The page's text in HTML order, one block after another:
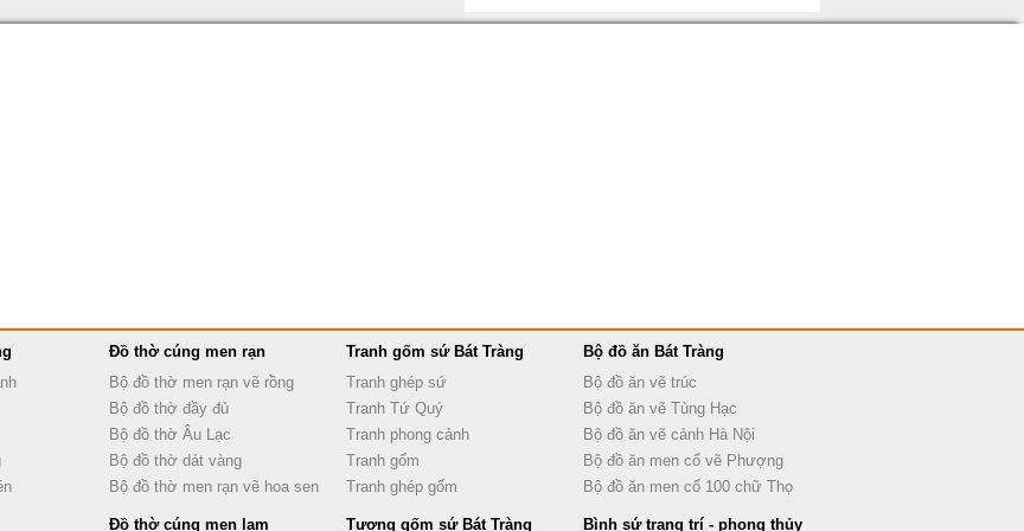
Đồ thờ cúng men rạn
Bộ đồ thờ men rạn vẽ rồng
Bộ đồ thờ đầy đủ
Bộ đồ thờ Âu Lạc
Bộ đồ thờ dát vàng
Bộ đồ thờ men rạn vẽ hoa sen
Tranh gốm sứ Bát Tràng
Tranh ghép sứ
Tranh Tứ Quý
Tranh phong cảnh
Tranh gốm
Tranh ghép gốm
Bộ đồ ăn Bát Tràng
Bộ đồ ăn vẽ trúc
Bộ đồ ăn vẽ Tùng Hạc
Bộ đồ ăn vẽ cảnh Hà Nội
Bộ đồ ăn men cổ vẽ Phượng
Bộ đồ ăn men cổ 100 chữ Thọ
Đồ thờ cúng men lam Tượng gốm sứ Bát Tràng Bình sứ trang trí - phong thủy